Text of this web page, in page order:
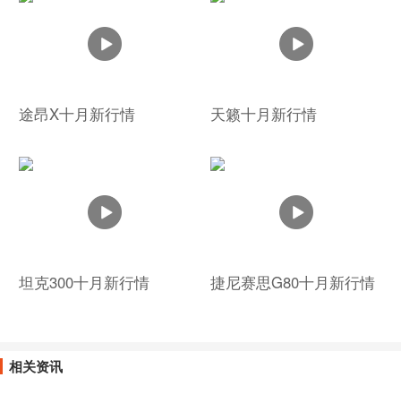
途昂X十月新行情 天籁十月新行情
坦克300十月新行情 捷尼赛思G80十月新行情
相关资讯